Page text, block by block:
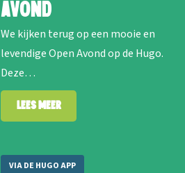
Avond
We kijken terug op een mooie en
levendige Open Avond op de Hugo.
Deze…
Lees meer
VIA DE HUGO APP